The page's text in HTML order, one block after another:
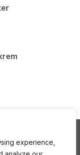
experience,
Mat